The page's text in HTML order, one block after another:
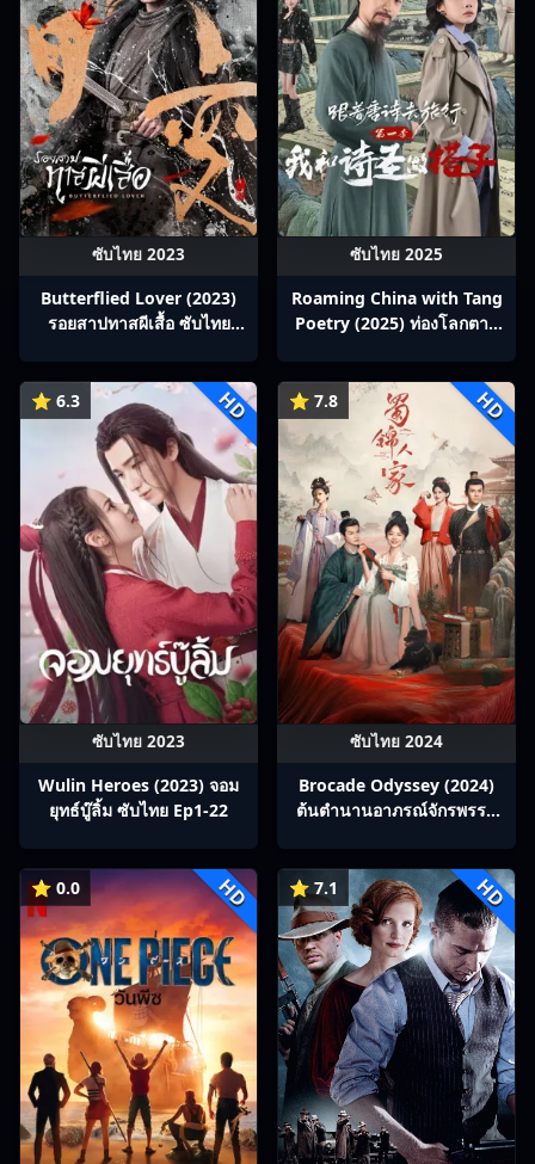
ซับไทย 2023
Butterflied Lover (2023)
รอยสาปทาสผีเสื้อ ซับไทย
ซับไทย 2025
Roaming China with Tang
Poetry (2025) ท่องโลกตาม
Ep1-12
⭐ 6.3 HD
ซับไทย 2023
Wulin Heroes (2023) จอม
ยุทธ์บู๊ลิ้ม ซับไทย Ep1-22
⭐ 7.8 HD
ซับไทย 2024
Brocade Odyssey (2024)
ต้นตํานานอาภรณ์จักรพรรดิ
⭐ 0.0 HD ⭐ 7.1 HD